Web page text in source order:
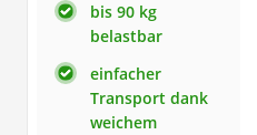
bis 90 kg
belastbar
einfacher
Transport dank
weichem